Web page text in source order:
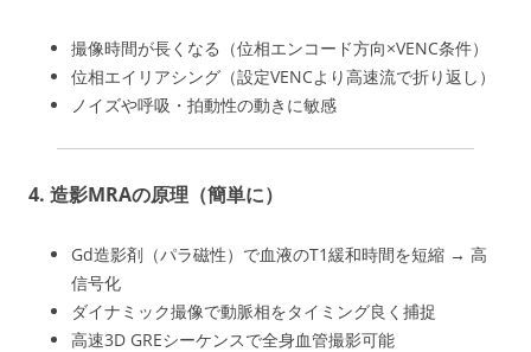
撮像時間が長くなる（位相エンコード方向×VENC条件）
位相エイリアシング（設定VENCより高速流で折り返し）
ノイズや呼吸・拍動性の動きに敏感
4. 造影MRAの原理（簡単に）
Gd造影剤（パラ磁性）で血液のT1緩和時間を短縮 → 高
信号化
ダイナミック撮像で動脈相をタイミング良く捕捉
高速3D GREシーケンスで全身血管撮影可能